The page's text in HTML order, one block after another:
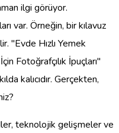
ilgi görüyor.
var. Örneğin, bir kılavuz
"Evde Hızlı Yemek
Fotoğrafçılık İpuçları"
kalıcıdır. Gerçekten,
teknolojik gelişmeler ve